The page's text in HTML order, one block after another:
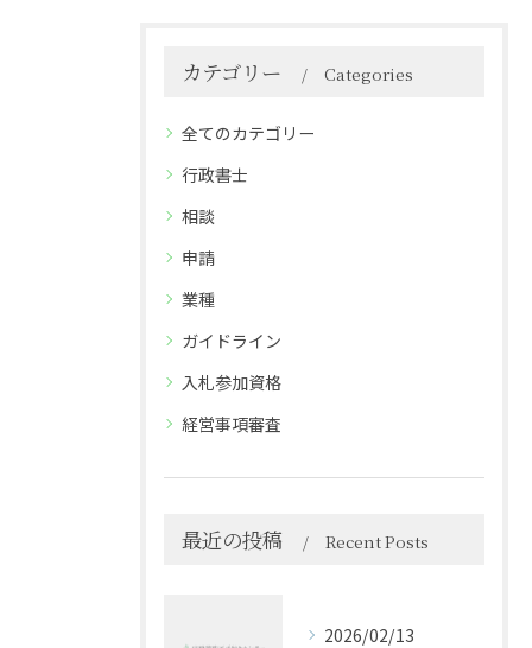
カテゴリー Categories
全てのカテゴリー
行政書士
相談
申請
業種
ガイドライン
入札参加資格
経営事項審査
最近の投稿 Recent Posts
2026/02/13